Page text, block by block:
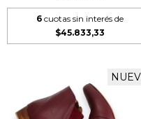
6 cuotas sin interés de
$45.833,33